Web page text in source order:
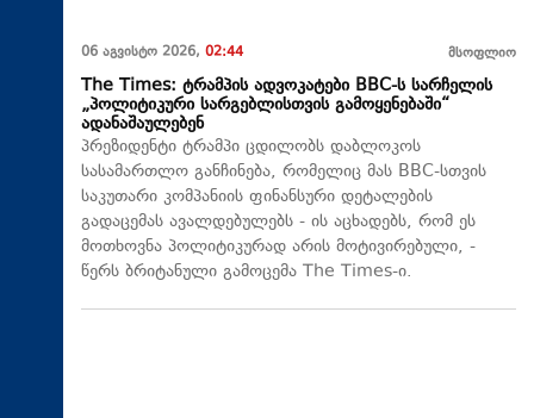
06 აგვისტო 2026, 02:44 მსოფლიო
The Times: ტრამპის ადვოკატები BBC-ს სარჩელის
„პოლიტიკური სარგებლისთვის გამოყენებაში“
ადანაშაულებენ
პრეზიდენტი ტრამპი ცდილობს დაბლოკოს
სასამართლო განჩინება, რომელიც მას BBC-სთვის
საკუთარი კომპანიის ფინანსური დეტალების
გადაცემას ავალდებულებს - ის აცხადებს, რომ ეს
მოთხოვნა პოლიტიკურად არის მოტივირებული, -
წერს ბრიტანული გამოცემა The Times-ი.